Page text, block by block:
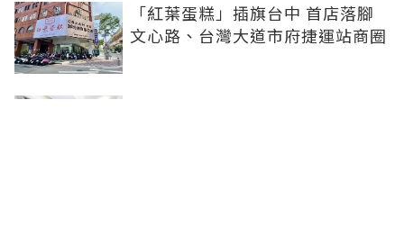
「紅葉蛋糕」插旗台中 首店落腳
文心路、台灣大道市府捷運站商圈